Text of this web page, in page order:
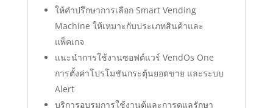
ให้คำปรึกษาการเลือก Smart Vending
Machine ให้เหมาะกับประเภทสินค้าและ
แพ็คเกจ
แนะนำการใช้งานซอฟต์แวร์ VendOs One
การตั้งค่าโปรโมชันกระตุ้นยอดขาย และระบบ
Alert
บริการอบรมการใช้งานตู้และการดูแลรักษา